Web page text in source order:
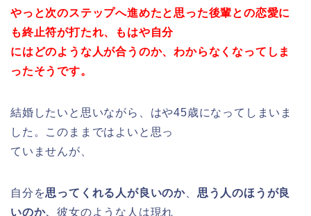
やっと次のステップへ進めたと思った後輩との恋愛に
も終止符が打たれ、
もはや自分
にはどのような人が合うのか、わからなくなってしま
ったそうです。
結婚したいと思いながら、はや45歳になってしまいま
した。このままではよいと思っ
ていませんが、
自分を思ってくれる人が良いのか
思う人のほうが良
いのか、彼女のような人は現れ